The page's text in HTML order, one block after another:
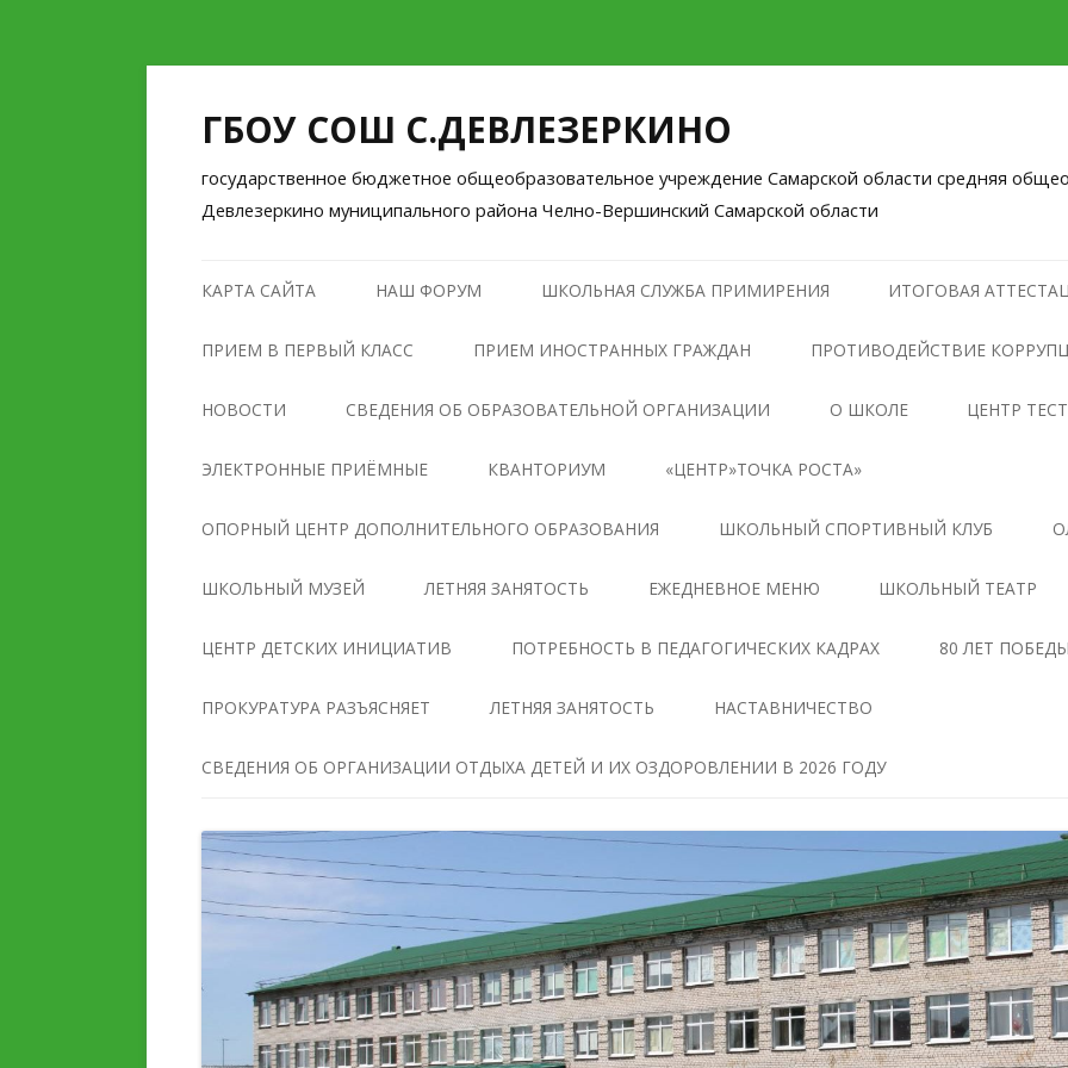
ГБОУ СОШ С.ДЕВЛЕЗЕРКИНО
государственное бюджетное общеобразовательное учреждение Самарской области средняя
Девлезеркино муниципального района Челно-Вершинский Самарской области
к
КАРТА САЙТА НАШ ФОРУМ ШКОЛЬНАЯ СЛУЖБА ПРИМИРЕНИЯ ИТОГОВАЯ
ПРИЕМ В ПЕРВЫЙ КЛАСС ПРИЕМ ИНОСТРАННЫХ ГРАЖДАН ПРОТИВОДЕЙСТВИЕ
НОРМАТИВНЫЕ ПРАВОВЫЕ И
ПРОТИВОДЕЙСТВИЯ
ЭКСПЕРТИЗА
МЕТОДИЧЕСКИЕ МАТЕРИАЛЫ
ФОРМЫ ДОКУМЕНТОВ,
ПРОТИВОДЕЙСТВИЕМ
ЗАПОЛНЕНИЯ
СВЕДЕНИЯ О ДОХОДАХ,
РАСХОДАХ, ОБ ИМУЩЕСТВЕ И
ОБЯЗАТЕЛЬСТВАХ
ИМУЩЕСТВЕННОГО
ХАРАКТЕРА
НОВОСТИ СВЕДЕНИЯ ОБ ОБРАЗОВАТЕЛЬНОЙ ОРГАНИЗАЦИИ
ОСНОВНЫЕ СВЕДЕНИЯ
СТРУКТУРА И ОРГАНЫ
ОБРАЗОВАТЕЛЬНОЙ
РУКОВОДСТВО
ПЕДАГОГИЧЕСКИЙ СОСТАВ
ТЕХНИЧЕСКОЕ ОБЕСПЕЧЕНИЕ
И ОСНАЩЕННОСТЬ
ОБРАЗОВАТЕЛЬНОГО
ПРОЦЕССА. ДОСТУПНАЯ
СРЕДА
О ШКОЛЕ ЦЕНТР
ЭЛЕКТРОННЫЕ ПРИЁМНЫЕ КВАНТОРИУМ «ЦЕНТР»ТОЧКА РОСТА»
ОБЩАЯ ИНФОРМАЦИЯ О
РЕГЛАМЕНТИРУЮЩИЕ
ПРОГРАММЫ ЦЕНТРА
ТЕХНИЧЕСКАЯ БАЗА
РЕЖИМ ЗАНЯТИЙ ЦЕНТРА
МЕРОПРИЯТИЯ ЦЕНТРА
ОПОРНЫЙ ЦЕНТР ДОПОЛНИТЕЛЬНОГО ОБРАЗОВАНИЯ ШКОЛЬНЫЙ СПОРТИВНЫЙ КЛУБ
ШКОЛЬНЫЙ МУЗЕЙ ЛЕТНЯЯ ЗАНЯТОСТЬ ЕЖЕДНЕВНОЕ МЕНЮ ШКОЛЬНЫЙ ТЕАТР
ЦЕНТР ДЕТСКИХ ИНИЦИАТИВ ПОТРЕБНОСТЬ В ПЕДАГОГИЧЕСКИХ КАДРАХ 80 ЛЕТ ПОБЕДЫ
ПРОКУРАТУРА РАЗЪЯСНЯЕТ ЛЕТНЯЯ ЗАНЯТОСТЬ НАСТАВНИЧЕСТВО
СВЕДЕНИЯ ОБ ОРГАНИЗАЦИИ ОТДЫХА ДЕТЕЙ И ИХ ОЗДОРОВЛЕНИИ В 2026 ГОДУ
ВОЖАТСКИЙ СОСТАВ
ДЕЯТЕЛЬНОСТЬ
МАТЕРИАЛЬНО-
ТЕХНИЧЕСКОЕ ОБЕСПЕЧЕНИЕ
И ОСНАЩЕННОСТЬ
ОРГАНИЗАЦИИ ОТДЫХА